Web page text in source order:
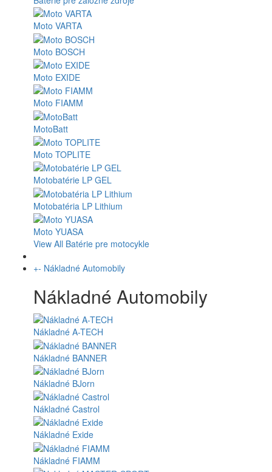
Moto VARTA
Moto BOSCH
Moto EXIDE
Moto FIAMM
MotoBatt
Moto TOPLITE
Motobatérie LP GEL
Motobatéria LP Lithium
Moto YUASA
View All Batérie pre motocykle
+- Nákladné Automobily
Nákladné Automobily
Nákladné A-TECH
Nákladné BANNER
Nákladné BJorn
Nákladné Castrol
Nákladné Exide
Nákladné FIAMM